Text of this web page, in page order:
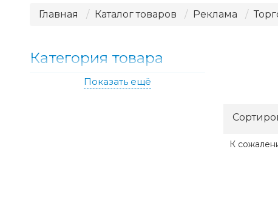
Главная Каталог товаров Реклама
К
Категория товара
Показать ещё